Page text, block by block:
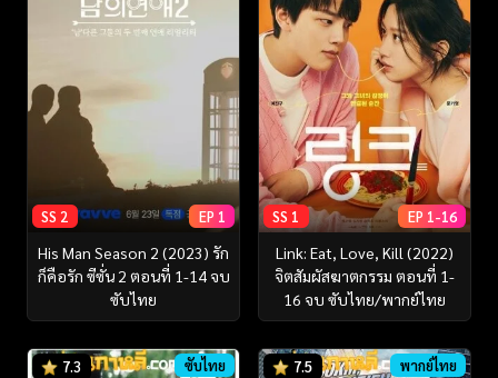
SS 2 EP 1
His Man Season 2 (2023) รัก
ก็คือรัก ซีซั่น 2 ตอนที่ 1-14 จบ
ซับไทย
SS 1 EP 1-16
Link: Eat, Love, Kill (2022)
จิตสัมผัสฆาตกรรม ตอนที่ 1-
16 จบ ซับไทย/พากย์ไทย
7.3 ซับไทย 7.5 พากย์ไทย